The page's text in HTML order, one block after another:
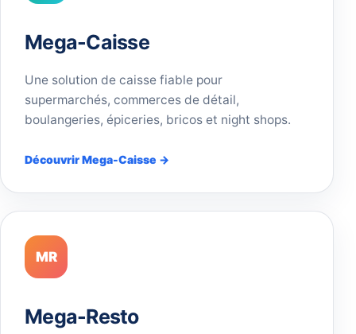
Mega-Caisse
Une solution de caisse fiable pour
supermarchés, commerces de détail,
boulangeries, épiceries, bricos et night shops.
Découvrir Mega-Caisse →
MR
Mega-Resto